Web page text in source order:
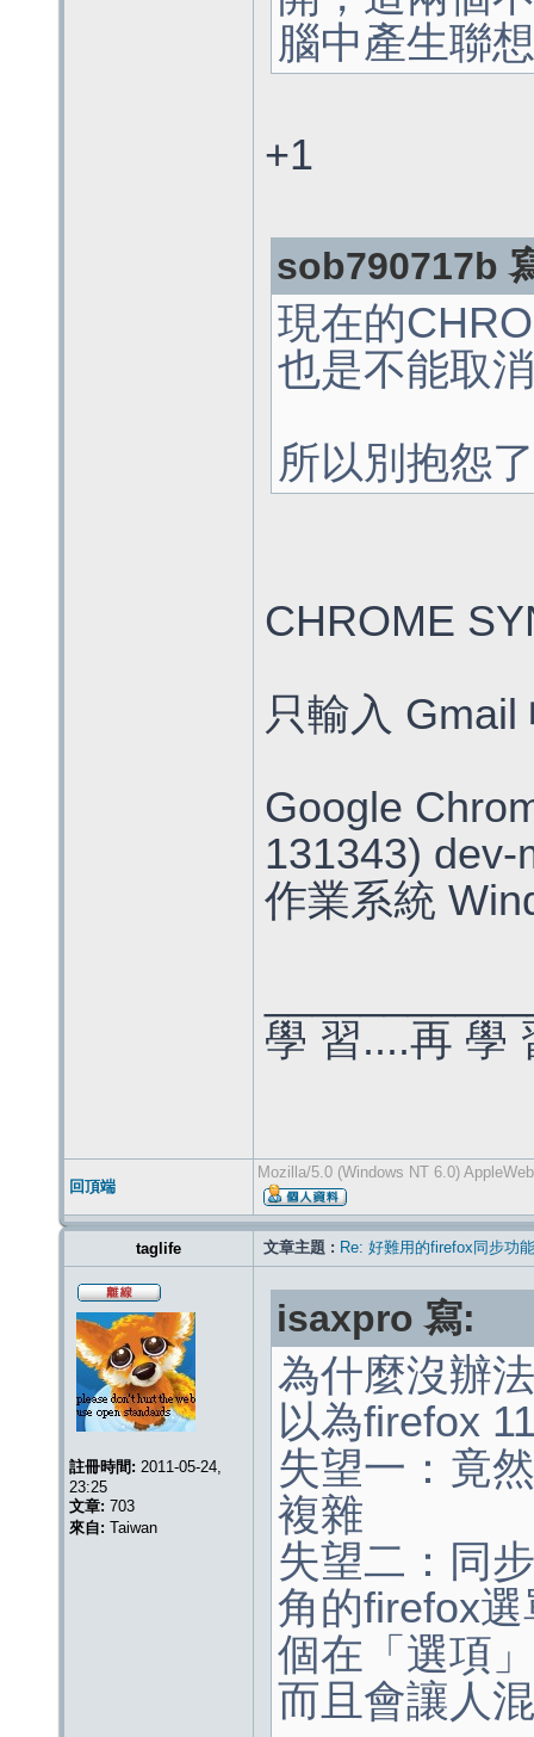
腦中產生聯
+1
sob790717b
現在的
也是不能取
所以別抱怨了
CHROME
只輸入
Google
131343) dev-
作業系統
學 習....再 學
回頂端
Mozilla/5.0 (Windows NT 6.0)
taglife 文章主題 : Re: 好難用的firefox同步功能
註冊時間: 2011-05-24,
23:25
文章: 703
來自: Taiwan
isaxpro 寫:
為什麼沒辦
以為firefox
失望一：竟
複雜
失望二：同
角的firefox
個在「選項
而且會讓人